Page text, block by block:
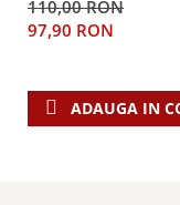
110,00 RON
97,90 RON
ADAUGA IN